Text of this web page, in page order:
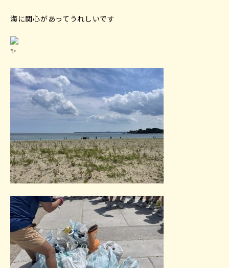
海に関心があってうれしいです